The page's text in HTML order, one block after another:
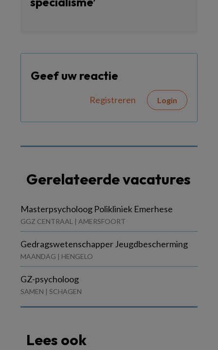
Geef uw reactie
Registreren Login
Gerelateerde vacatures
Masterpsycholoog Polikliniek Emerhese
GGZ CENTRAAL | AMERSFOORT
Gedragswetenschapper Jeugdbescherming
MAANDAG | HENGELO
GZ-psycholoog
SAMEN | SCHAGEN
Lees ook